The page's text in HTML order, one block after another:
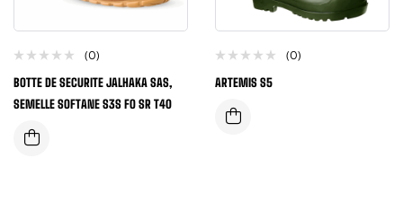
(0)
BOTTE DE SECURITE JALHAKA SAS,
SEMELLE SOFTANE S3S FO SR T40
(0)
ARTEMIS S5